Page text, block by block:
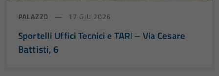
PALAZZO 17 GIU 2026
Sportelli Uffici Tecnici e TARI – Via Cesare
Battisti, 6